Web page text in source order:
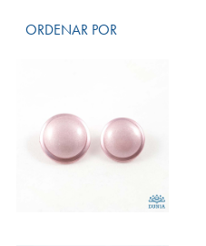
ORDENAR POR